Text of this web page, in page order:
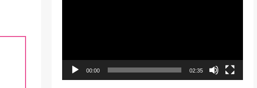
ー
00:00 02:35